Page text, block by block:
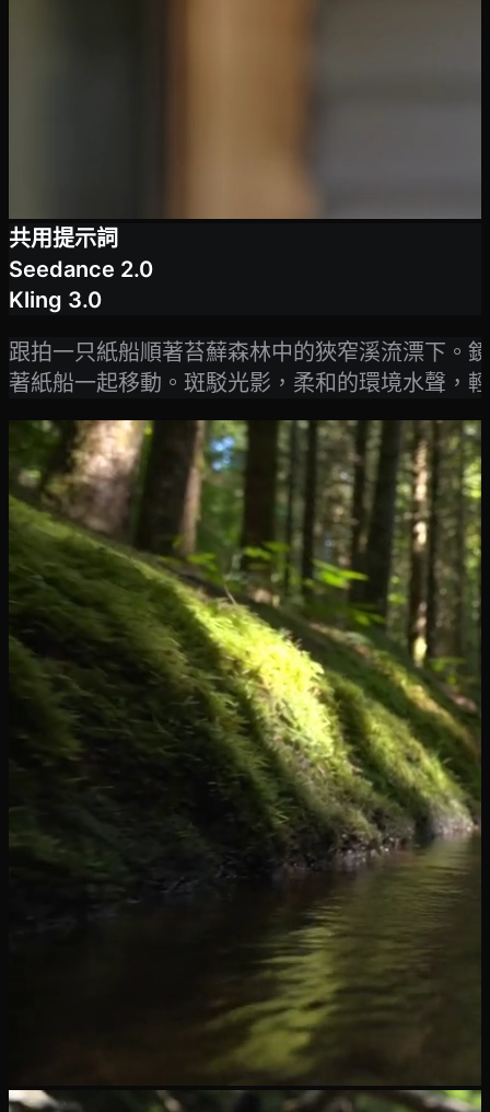
共用提示詞
Seedance 2.0
Kling 3.0
跟拍一只紙船順著苔蘚森林中的狹窄溪流漂下。
著紙船一起移動。斑駁光影，柔和的環境水聲，